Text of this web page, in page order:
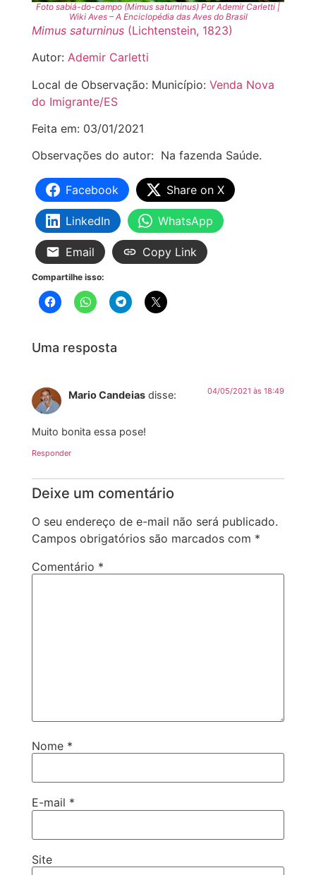
Foto sabiá-do-campo (Mimus saturninus) Por Ademir Carletti |
Wiki Aves – A Enciclopédia das Aves do Brasil
Mimus saturninus(Lichtenstein, 1823)
Autor: Ademir Carletti
Local de Observação: Município: Venda Nova
do Imigrante/ES
Feita em: 03/01/2021
Observações do autor: Na fazenda Saúde.
Facebook Share on X
LinkedIn WhatsApp
Email Copy Link
Compartilhe isso:
Uma resposta
Mario Candeias disse: 04/05/2021 às 18:49
Muito bonita essa pose!
Responder
Deixe um comentário
O seu endereço de e-mail não será publicado.
Campos obrigatórios são marcados com *
Comentário *
Nome *
E-mail *
Site